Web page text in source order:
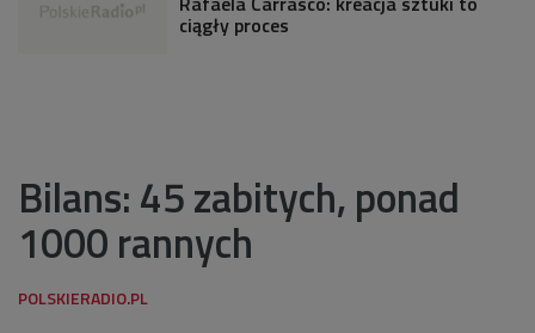
ciągły proces
Bilans: 45 zabitych, ponad
1000 rannych